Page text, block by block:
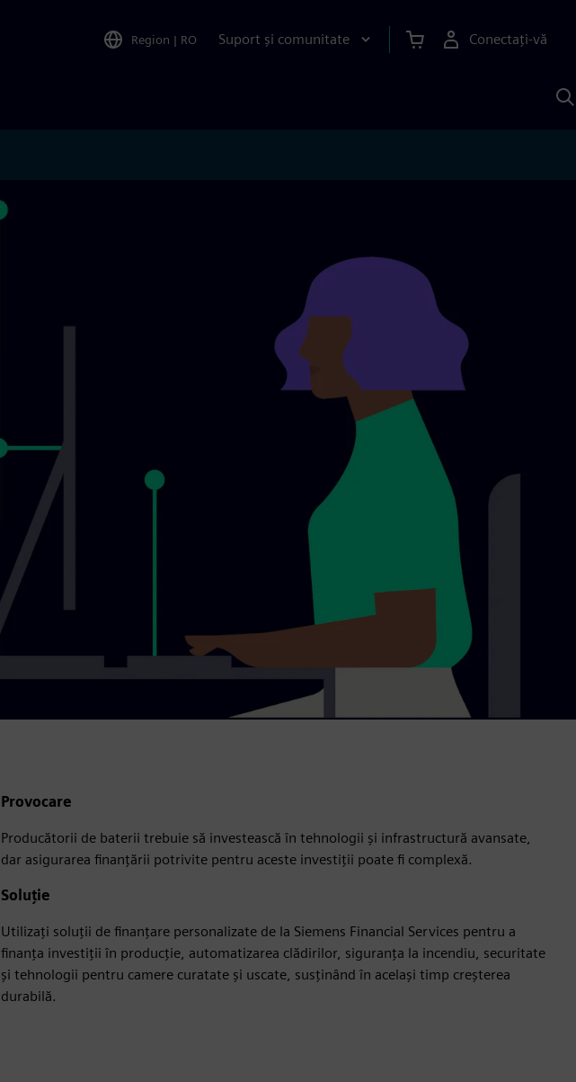
Region | RO Suport și comunitate Conectați-vă
Provocare
Producătorii de baterii trebuie să investească în tehnologii și infrastructură avansate,
dar asigurarea finanțării potrivite pentru aceste investiții poate fi complexă.
Soluție
Utilizați soluții de finanțare personalizate de la Siemens Financial Services pentru a
finanța investiții în producție, automatizarea clădirilor, siguranța la incendiu, securitate
și tehnologii pentru camere curatate și uscate, susținând în același timp creșterea
durabilă.